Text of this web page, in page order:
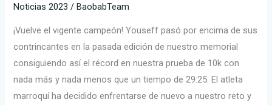
Noticias 2023 /BaobabTeam
¡Vuelve el vigente campeón! Youseff pasó por encima de sus
contrincantes en la pasada edición de nuestro memorial
consiguiendo así el récord en nuestra prueba de 10k con
nada más y nada menos que un tiempo de 29:25. El atleta
marroquí ha decidido enfrentarse de nuevo a nuestro reto y